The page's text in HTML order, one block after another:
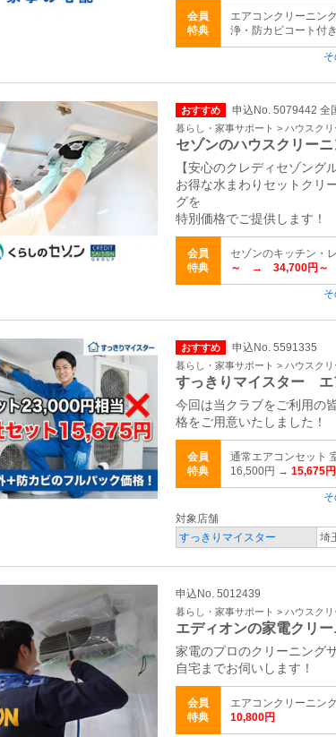
会員
特典
エアコンクリーニン
浄・防カビコート付
おすすめ 申込No. 5079442 全
暮らし・家事サポート > ハウスク
セゾンのハウスクリー
【安心のクレディセゾング
お得な水まわりセットクリ
グを
特別価格でご提供します！
会員
特典
セゾンのキッチン・
～ → 34,700円～
おすすめ 申込No. 5591335
暮らし・家事サポート > ハウスク
すっきりマイスター エ
今回は当クラブをご利用の
格をご用意いたしました！
会員
特典
通常エアコンセット
16,500円 → 15,675円
対象店舗
すっきりマイスター
埼
申込No. 5012439
暮らし・家事サポート > ハウスク
エディオンの家電クリ
家電のプロのクリーニング
自宅までお伺いします！
会員
特典
エアコンクリーニン
10,800円